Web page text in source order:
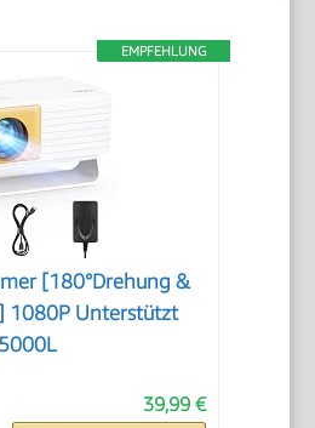
EMPFEHLUNG
[180°Drehung &
1080P Unterstützt
39,99 €